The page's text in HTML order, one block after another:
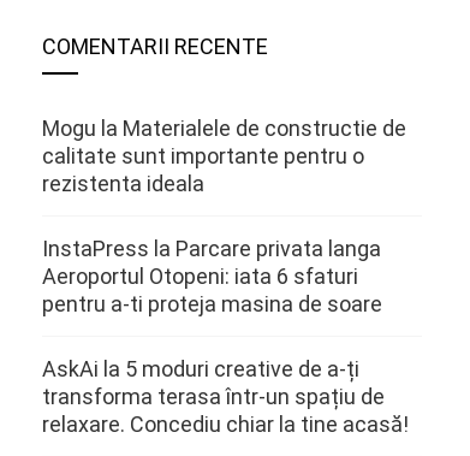
COMENTARII RECENTE
Mogu la Materialele de constructie de
calitate sunt importante pentru o
rezistenta ideala
InstaPress la Parcare privata langa
Aeroportul Otopeni: iata 6 sfaturi
pentru a-ti proteja masina de soare
AskAi la 5 moduri creative de a-ți
transforma terasa într-un spațiu de
relaxare. Concediu chiar la tine acasă!